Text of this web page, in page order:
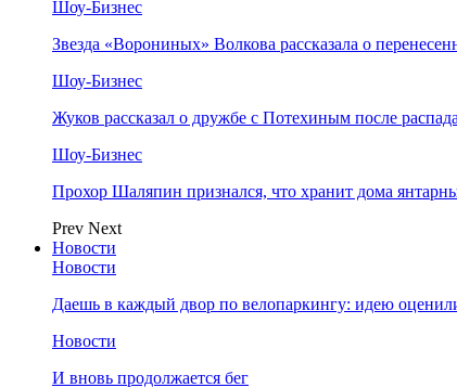
Шоу-Бизнес
Звезда «Ворониных» Волкова рассказала о
Шоу-Бизнес
Жуков рассказал о дружбе с Потехиным после
Шоу-Бизнес
Прохор Шаляпин признался, что хранит дома
Prev Next
Новости
Новости
Даешь в каждый двор по велопаркингу: идею
Новости
И вновь продолжается бег